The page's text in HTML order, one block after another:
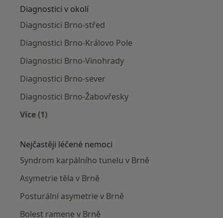
Diagnostici v okolí
Diagnostici Brno-střed
Diagnostici Brno-Královo Pole
Diagnostici Brno-Vinohrady
Diagnostici Brno-sever
Diagnostici Brno-Žabovřesky
Více (1)
Nejčastěji léčené nemoci
Syndrom karpálního tunelu v Brně
Asymetrie těla v Brně
Posturální asymetrie v Brně
Bolest ramene v Brně